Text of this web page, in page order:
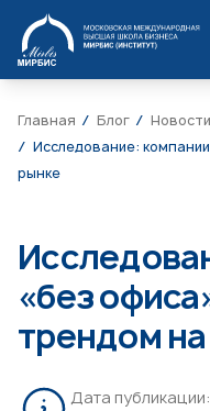
МИРБИС
Главная Блог
Новости
Исследование:
рынке
«без
трендом
Дата публикации: